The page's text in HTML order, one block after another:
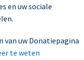
en uw sociale
van uw Donatiepagina
te weten